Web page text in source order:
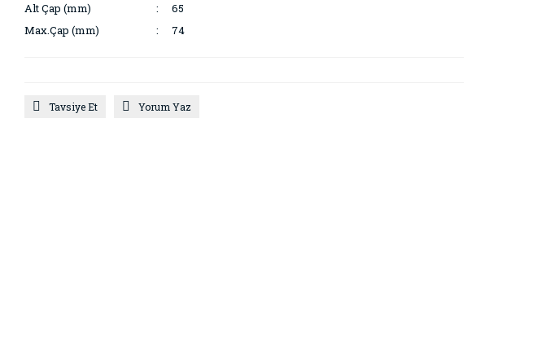
Alt Çap (mm)
65
Max.Çap (mm)
74
Tavsiye Et Yorum Yaz